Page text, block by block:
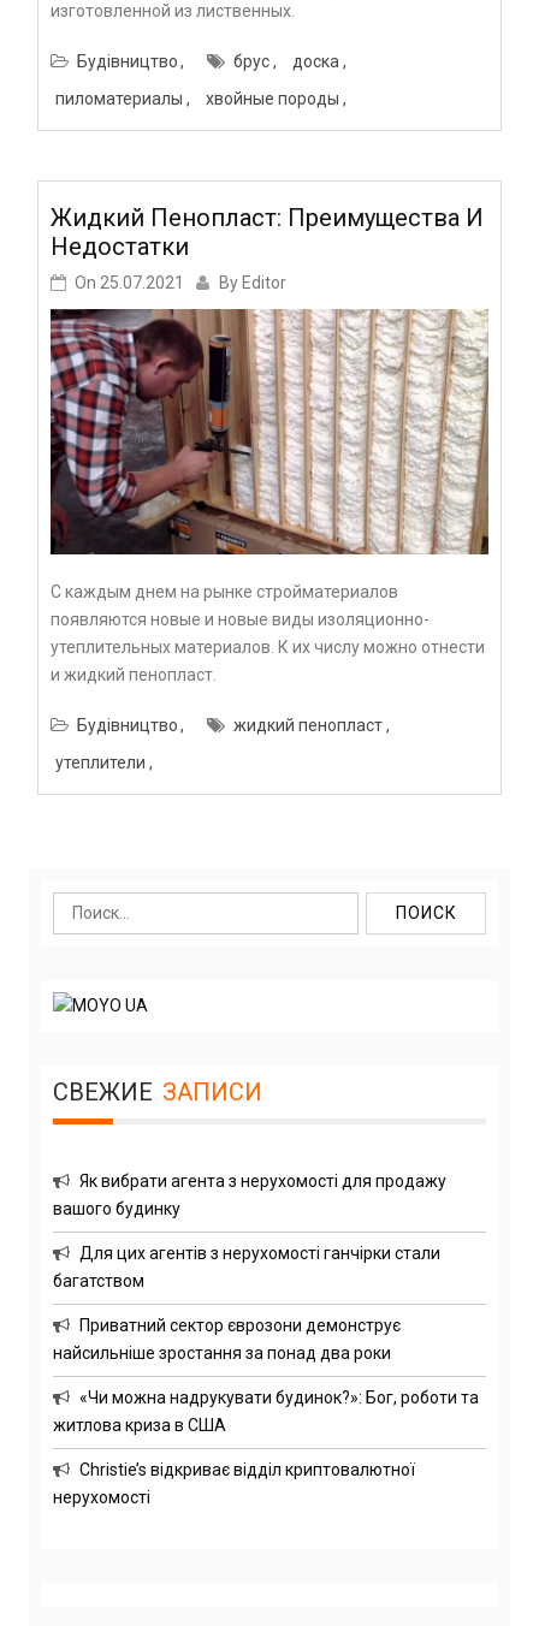
изготовленной из лиственных.
Будівництво брус
доска
пиломатериалы
хвойные породы
Жидкий Пенопласт: Преимущества И
Недостатки
On 25.07.2021 By Editor
С каждым днем на рынке стройматериалов
появляются новые и новые виды изоляционно-
утеплительных материалов. К их числу можно отнести
и жидкий пенопласт.
Будівництво
жидкий пенопласт
утеплители
Найти:
СВЕЖИЕ ЗАПИСИ
Як вибрати агента з нерухомості для продажу
вашого будинку
Для цих агентів з нерухомості ганчірки стали
багатством
Приватний сектор єврозони демонструє
найсильніше зростання за понад два роки
«Чи можна надрукувати будинок?»: Бог, роботи та
житлова криза в США
Christie’s відкриває відділ криптовалютної
нерухомості